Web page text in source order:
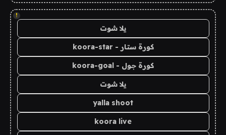
!
يلا شوت
كورة ستار - koora-star
كورة جول - koora-goal
يلا شوت
yalla shoot
koora live